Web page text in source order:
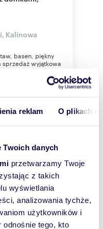
reklam O plikach
danych
przetwarzamy Twoje
z takich
wyświetlania
analizowania tychże,
użytkowników i
odnośnie tego, kto
Kalinowa
basen, piękny
sprzedaż wyjątkowa